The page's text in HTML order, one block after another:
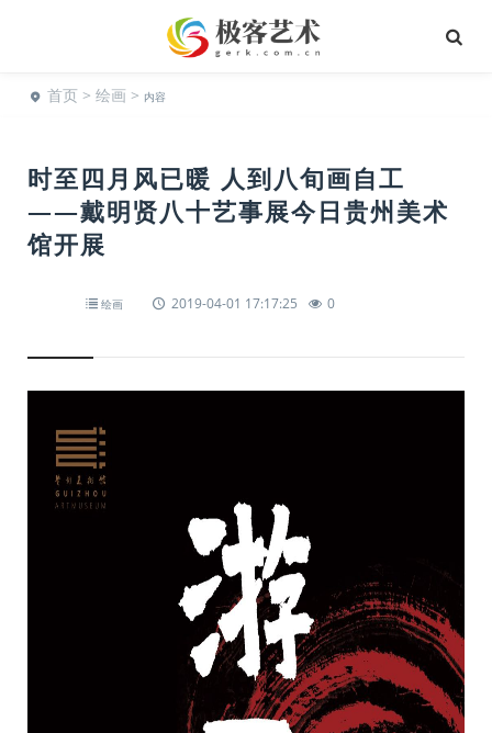
首页 > 绘画 > 内容
时至四月风已暖 人到八旬画自工
——戴明贤八十艺事展今日贵州美术
馆开展
绘画 2019-04-01 17:17:25 0